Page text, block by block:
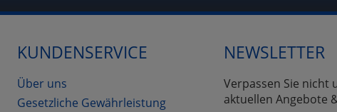
KUNDENSERVICE
Über uns
Gesetzliche Gewährleistung
NEWSLETTER
Verpassen Sie nicht
aktuellen Angebote
Cookies
Einstellungen speichern
zurückzu Haupptseite Zustimmung Datenverarbeitung (Seitenende)